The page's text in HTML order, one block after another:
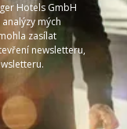
Hotels GmbH
mých
zasílat
newsletteru,